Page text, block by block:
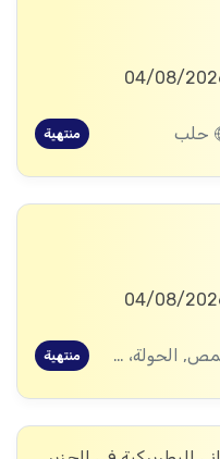
حلب منتهية
تلدو، حمص, الحولة، حمص منتهية